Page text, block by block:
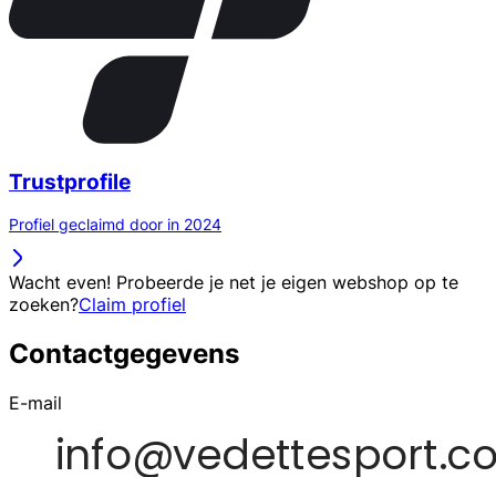
Trustprofile
Profiel geclaimd door in 2024
Wacht even! Probeerde je net je eigen webshop op te
zoeken?Claim profiel
Contactgegevens
E-mail